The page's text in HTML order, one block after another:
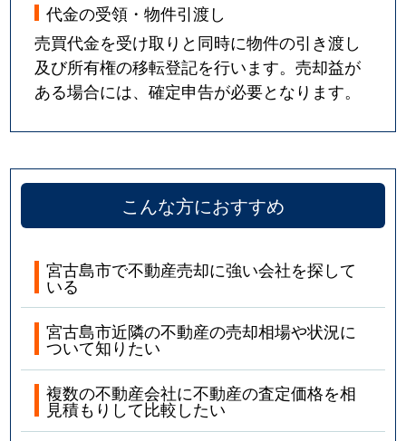
代金の受領・物件引渡し
売買代金を受け取りと同時に物件の引き渡し
及び所有権の移転登記を行います。売却益が
ある場合には、確定申告が必要となります。
こんな方におすすめ
宮古島市で不動産売却に強い会社を探して
いる
宮古島市近隣の不動産の売却相場や状況に
ついて知りたい
複数の不動産会社に不動産の査定価格を相
見積もりして比較したい